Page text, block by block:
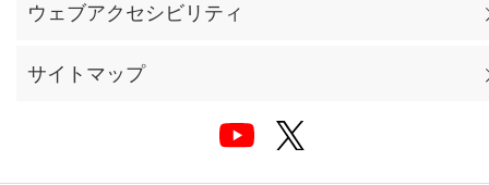
ウェブアクセシビリティ
サイトマップ